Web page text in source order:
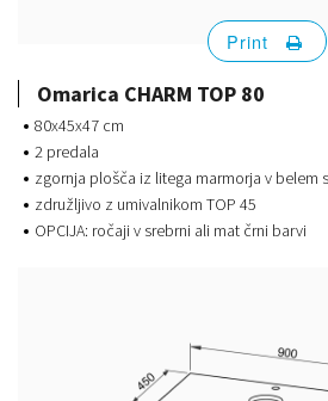
Omarica CHARM TOP 80
80x45x47 cm
2 predala
zgornja plošča iz litega marmorja v belem
združljivo z umivalnikom TOP 45
OPCIJA: ročaji v srebrni ali mat črni barvi
Print